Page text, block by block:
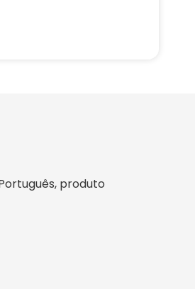
produto